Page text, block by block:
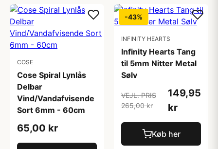
COSE
Cose Spiral Lynlås
Delbar
Vind/Vandafvisende
Sort 6mm - 60cm
65,00 kr
-43%
INFINITY HEARTS
Infinity Hearts Tang
til 5mm Nitter Metal
Sølv
VEJL. PRIS
265,00 kr
149,95
kr
Køb her